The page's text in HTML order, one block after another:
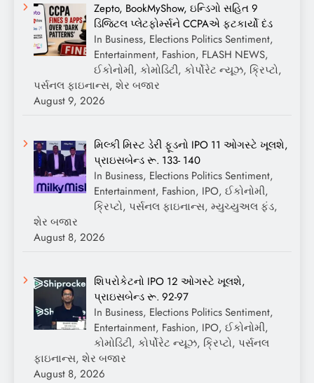
Zepto, BookMyShow, ઇન્ડિગો સહિત 9
ડિજિટલ પ્લેટફોર્મ્સને CCPAએ ફટકાર્યો દંડ
In Business, Elections Politics Sentiment,
Entertainment, Fashion, FLASH NEWS,
ઈકોનોમી, કોમોડિટી, કોર્પોરેટ ન્યૂઝ, ક્રિપ્ટો,
પર્સનલ ફાઇનાન્સ, શેર બજાર
August 9, 2026
મિલ્કી મિસ્ટ ડેરી ફૂડનો IPO 11 ઓગસ્ટે ખૂલશે,
પ્રાઇસબેન્ડ રૂ. 133- 140
In Business, Elections Politics Sentiment,
Entertainment, Fashion, IPO, ઈકોનોમી,
ક્રિપ્ટો, પર્સનલ ફાઇનાન્સ, મ્યુચ્યુઅલ ફંડ,
શેર બજાર
August 8, 2026
શિપરોકેટનો IPO 12 ઓગસ્ટે ખૂલશે,
પ્રાઇસબેન્ડ રૂ. 92-97
In Business, Elections Politics Sentiment,
Entertainment, Fashion, IPO, ઈકોનોમી,
કોમોડિટી, કોર્પોરેટ ન્યૂઝ, ક્રિપ્ટો, પર્સનલ
ફાઇનાન્સ, શેર બજાર
August 8, 2026